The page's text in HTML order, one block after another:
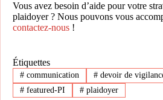
Vous avez besoin d’aide pour votre
plaidoyer ? Nous pouvons vous
contactez-nous !
Étiquettes
#communication #devoir de
#featured-PI #plaidoyer